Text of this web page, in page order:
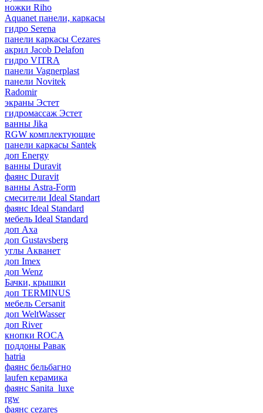
ножки Riho
Aquanet панели, каркасы
гидро Serena
панели каркасы Cezares
акрил Jacob Delafon
гидро VITRA
панели Vagnerplast
панели Novitek
Radomir
экраны Эстет
гидромассаж Эстет
ванны Jika
RGW комплектующие
панели каркасы Santek
доп Energy
ванны Duravit
фаянс Duravit
ванны Astra-Form
смесители Ideal Standart
фаянс Ideal Standard
мебель Ideal Standard
доп Axa
доп Gustavsberg
углы Акванет
доп Imex
доп Wenz
Бачки, крышки
доп TERMINUS
мебель Cersanit
доп WeltWasser
доп River
кнопки ROCA
поддоны Равак
hatria
фаянс бельбагно
laufen керамика
фаянс Sanita_luxe
rgw
фаянс cezares